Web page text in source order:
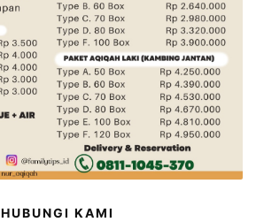
HUBUNGI KAMI